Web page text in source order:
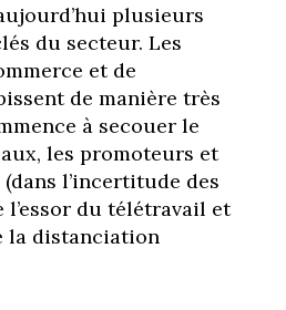
plusieurs
du secteur. Les
et de
de manière très
à secouer le
les promoteurs et
l’incertitude des
l’essor du télétravail et
la distanciation